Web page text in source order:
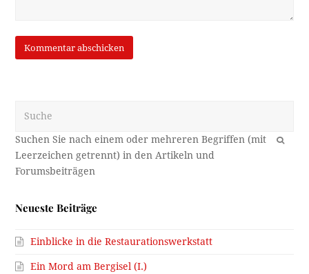
OK
Neueste Beiträge
Einblicke in die Restaurationswerkstatt
Ein Mord am Bergisel (I.)